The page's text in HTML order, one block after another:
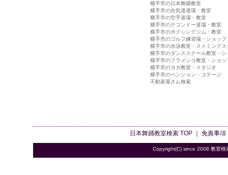
横手市の日本舞踊教室
横手市の合気道道場・教室
横手市の空手道場・教室
横手市のテコンドー道場・教室
横手市のボクシングジム・教室
横手市のゴルフ練習場・ショップ
横手市の水泳教室・スイミングス
横手市のダンススクール教室・シ
横手市のフラメンコ教室・ショッ
横手市のヨガ教室・スタジオ
横手市のペンション・コテージ
不動産屋さん検索
日本舞踊教室検索TOP ｜ 免責事項
Copyright(C) since 2008 教室検